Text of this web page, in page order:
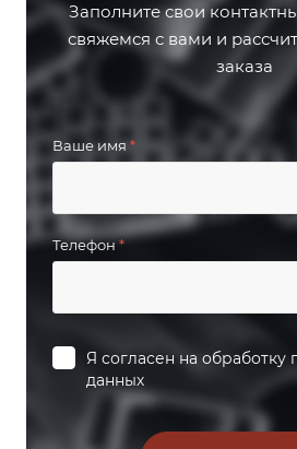
Заполните свои
свяжемся с вами и
заказа
Ваше имя *
Телефон*
Я согласен на обработку
данных